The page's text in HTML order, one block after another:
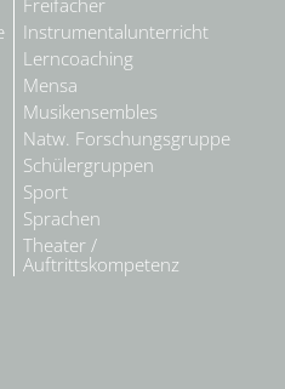
Freifächer
Instrumentalunterricht
Lerncoaching
Mensa
Musikensembles
Natw. Forschungsgruppe
Schülergruppen
Sport
Sprachen
Theater /
Auftrittskompetenz